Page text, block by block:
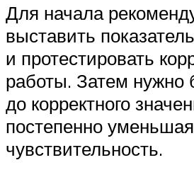
Для начала
выставить
и протестировать
работы. Затем нужно
до корректного
постепенно уменьшая
чувствительность.